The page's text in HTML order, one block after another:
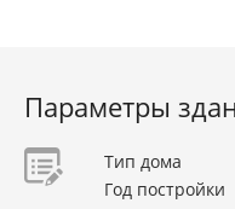
Параметры
Тип дома
Год постройки